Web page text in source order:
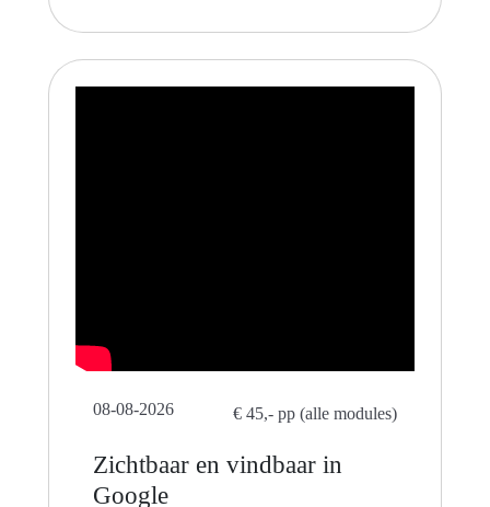
08-08-2026 € 45,- pp (alle modules)
Zichtbaar en vindbaar in
Google